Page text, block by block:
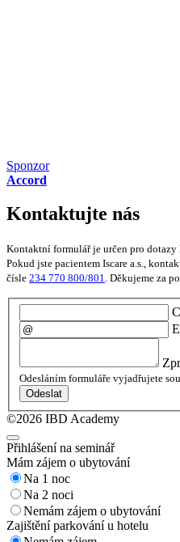
Sponzor
Accord
Kontaktujte nás
Kontaktní formulář je určen pro
Pokud jste pacientem Iscare a.s.,
čísle 234 770 800/801. Děkujeme za
Odesláním formuláře vyjadřujete
Odeslat
©2026 IBD Academy
Přihlášení na seminář
Mám zájem o ubytování
Na 1 noc
Na 2 noci
Nemám zájem o ubytování
Zajištění parkování u hotelu